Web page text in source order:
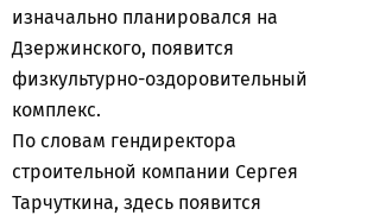
изначально планировался на
Дзержинского, появится
физкультурно-оздоровительный
комплекс.
По словам гендиректора
строительной компании Сергея
Тарчуткина, здесь появится